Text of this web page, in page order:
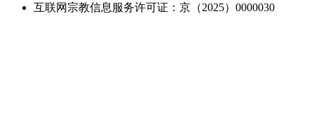
互联网宗教信息服务许可证：京（2025）0000030